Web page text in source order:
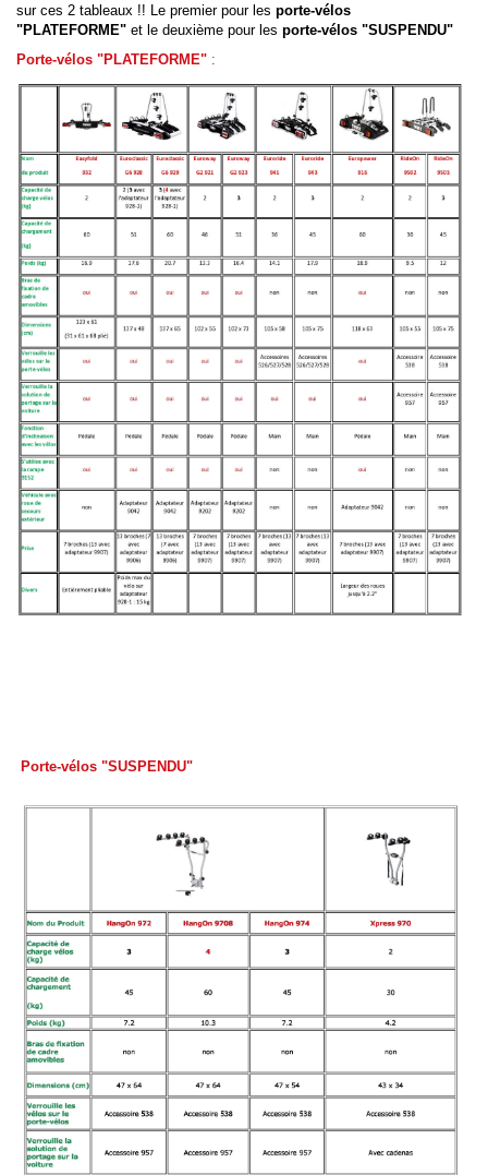
sur ces 2 tableaux !! Le premier pour les porte-vélos
"PLATEFORME" et le deuxième pour les porte-vélos "SUSPENDU"
Porte-vélos "PLATEFORME" :
Porte-vélos "SUSPENDU"